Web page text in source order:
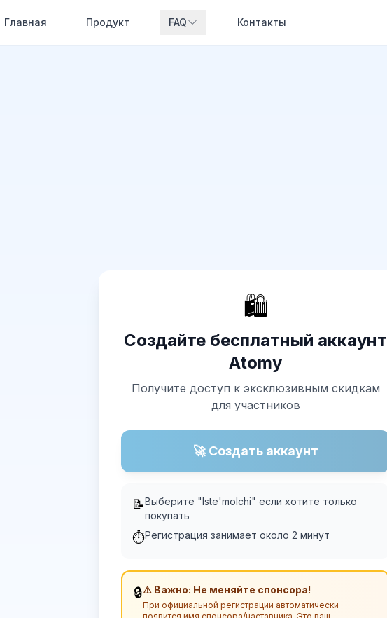
Главная Продукт FAQ Контакты
🛍️
Создайте бесплатный аккаунт
Atomy
Получите доступ к эксклюзивным скидкам
для участников
🚀 Создать аккаунт
📝Выберите "Iste'molchi" если хотите только
покупать
⏱️Регистрация занимает около 2 минут
🔒⚠️ Важно: Не меняйте спонсора!
При официальной регистрации автоматически